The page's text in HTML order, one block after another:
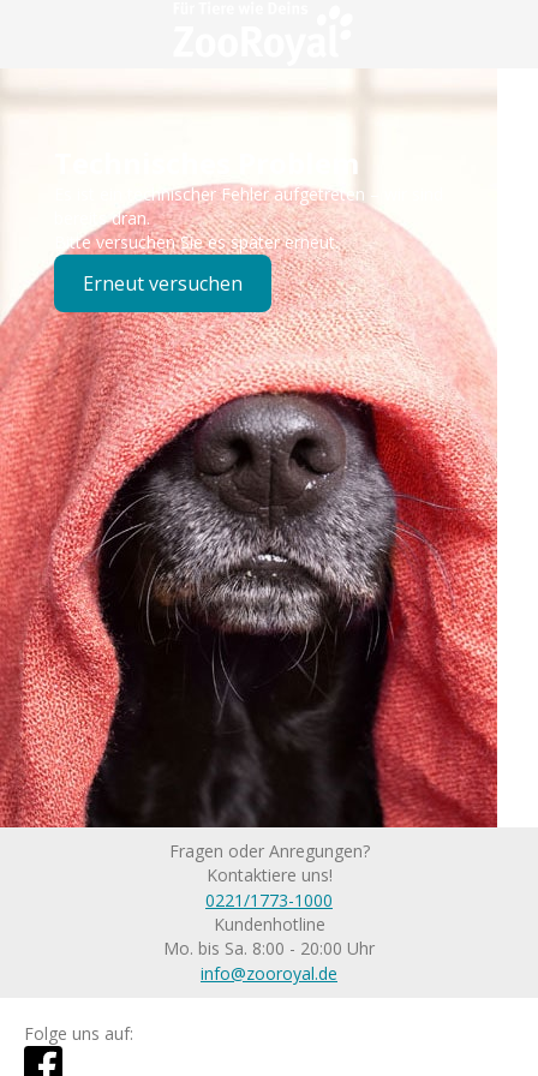
Technisches Problem
Es ist ein technischer Fehler aufgetreten – wir sind
bereits dran.
Bitte versuchen Sie es später erneut.
Erneut versuchen
Fragen oder Anregungen?
Kontaktiere uns!
0221/1773-1000
Kundenhotline
Mo. bis Sa. 8:00 - 20:00 Uhr
info@zooroyal.de
Folge uns auf: